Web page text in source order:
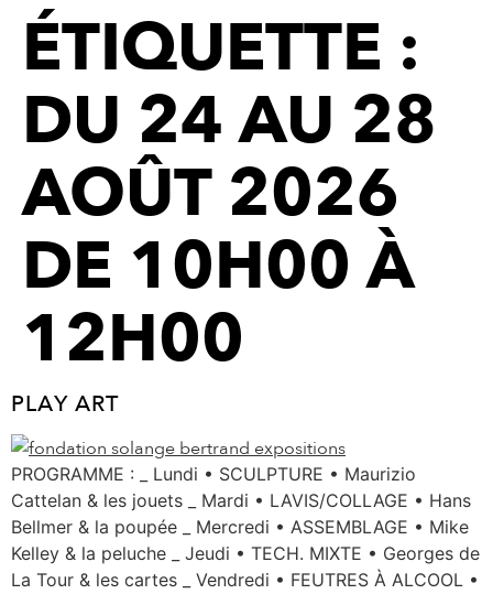
ÉTIQUETTE :
DU 24 AU 28
AOÛT 2026
DE 10H00 À
12H00
PLAY ART
PROGRAMME : _ Lundi • SCULPTURE • Maurizio
Cattelan & les jouets _ Mardi • LAVIS/COLLAGE • Hans
Bellmer & la poupée _ Mercredi • ASSEMBLAGE • Mike
Kelley & la peluche _ Jeudi • TECH. MIXTE • Georges de
La Tour & les cartes _ Vendredi • FEUTRES À ALCOOL •